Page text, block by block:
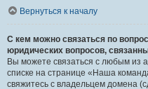
Вернуться к началу
С кем можно связаться по
юридических вопросов,
Вы можете связаться с любым из
списке на странице «Наша
свяжитесь с владельцем домена